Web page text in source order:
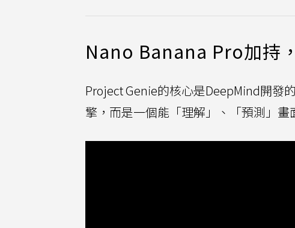
Nano Banana Pro加持
Project Genie的核心是DeepMind開發
擎，而是一個能「理解」、「預測」